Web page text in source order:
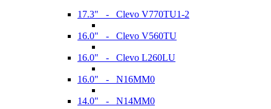
17.3" - Clevo V770TU1-2
16.0" - Clevo V560TU
16.0" - Clevo L260LU
16.0" - N16MM0
14.0" - N14MM0